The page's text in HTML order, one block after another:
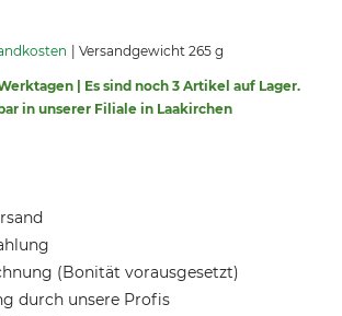
Versandgewicht 265 g
| Es sind noch 3 Artikel auf Lager.
in unserer Filiale in Laakirchen
(Bonität vorausgesetzt)
durch unsere Profis